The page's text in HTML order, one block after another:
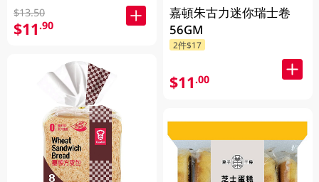
$13.50
$11.90
嘉頓朱古力迷你瑞士卷
56GM
2件$17
$11.00